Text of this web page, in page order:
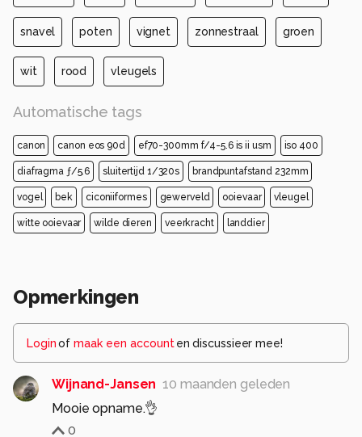
snavel poten vignet zonnestraal groen
wit rood vleugels
Automatische tags
canon canon eos 90d ef70-300mm f/4-5.6 is ii usm iso 400
diafragma ƒ/5.6 sluitertijd 1/320s brandpuntafstand 232mm
vogel bek ciconiiformes gewerveld ooievaar vleugel
witte ooievaar wilde dieren veerkracht landdier
Opmerkingen
Loginof maak een account en discussieer mee!
Wijnand-Jansen 10 maanden geleden
Mooie opname.👌
0